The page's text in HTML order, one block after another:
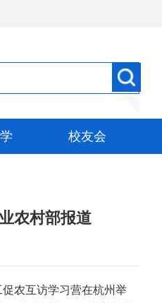
校友会
农村部报道
农互访学习营在杭州举